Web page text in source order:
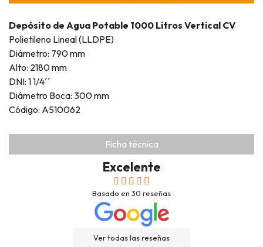
Ficha técnica
Depósito de Agua Potable 1000 Litros Vertical CV
Polietileno Lineal (LLDPE)
Diámetro: 790 mm
Alto: 2180 mm
DNI: 1 1/4´´
Diámetro Boca: 300 mm
Código: A510062
Excelente
Basado en 30 reseñas
Ver todas las reseñas